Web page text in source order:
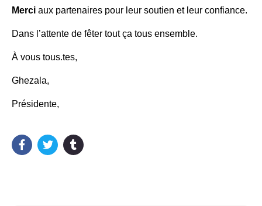
Merci aux partenaires pour leur soutien et leur confiance.
Dans l’attente de fêter tout ça tous ensemble.
À vous tous.tes,
Ghezala,
Présidente,